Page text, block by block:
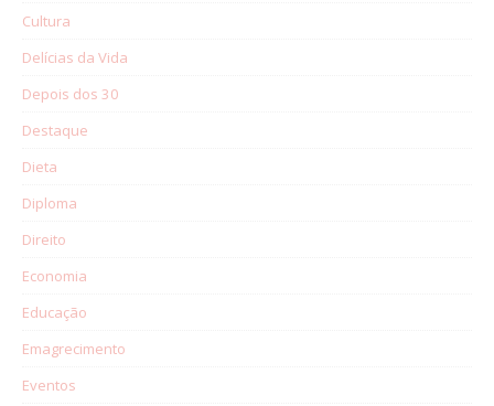
Cultura
Delícias da Vida
Depois dos 30
Destaque
Dieta
Diploma
Direito
Economia
Educação
Emagrecimento
Eventos